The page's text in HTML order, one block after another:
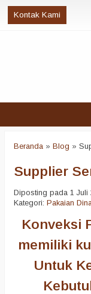
Kontak Kami
Beranda » Blog »
Supplier
Diposting pada 1 Juli
Kategori: Pakaian
Konveksi
memiliki
Untuk